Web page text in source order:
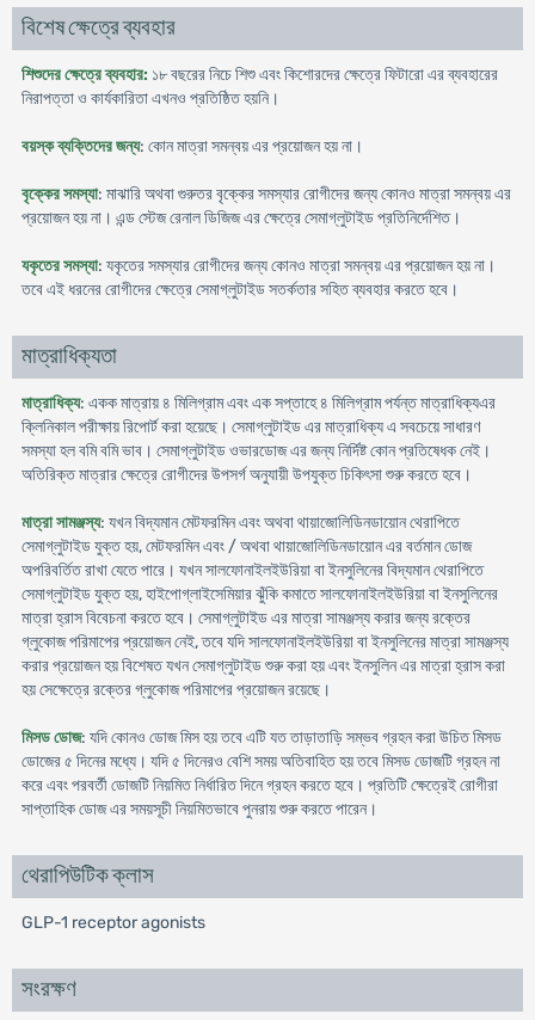
বিশেষ ক্ষেত্রে ব্যবহার
শিশুদের ক্ষেত্রে ব্যবহার: ১৮ বছরের নিচে শিশু এবং কিশোরদের ক্ষেত্রে ফিটারো এর ব্যবহারের
নিরাপত্তা ও কার্যকারিতা এখনও প্রতিষ্ঠিত হয়নি।
বয়স্ক ব্যক্তিদের জন্য: কোন মাত্রা সমন্বয় এর প্রয়োজন হয় না।
বৃক্কের সমস্যা: মাঝারি অথবা গুরুতর বৃক্কের সমস্যার রোগীদের জন্য কোনও মাত্রা সমন্বয় এর
প্রয়োজন হয় না। এন্ড স্টেজ রেনাল ডিজিজ এর ক্ষেত্রে সেমাগ্লুটাইড প্রতিনির্দেশিত।
যকৃতের সমস্যা: যকৃতের সমস্যার রোগীদের জন্য কোনও মাত্রা সমন্বয় এর প্রয়োজন হয় না।
তবে এই ধরনের রোগীদের ক্ষেত্রে সেমাগ্লুটাইড সতর্কতার সহিত ব্যবহার করতে হবে।
মাত্রাধিক্যতা
মাত্রাধিক্য: একক মাত্রায় ৪ মিলিগ্রাম এবং এক সপ্তাহে ৪ মিলিগ্রাম পর্যন্ত মাত্রাধিক্যএর
ক্লিনিকাল পরীক্ষায় রিপোর্ট করা হয়েছে। সেমাগ্লুটাইড এর মাত্রাধিক্য এ সবচেয়ে সাধারণ
সমস্যা হল বমি বমি ভাব। সেমাগ্লুটাইড ওভারডোজ এর জন্য নির্দিষ্ট কোন প্রতিষেধক নেই।
অতিরিক্ত মাত্রার ক্ষেত্রে রোগীদের উপসর্গ অনুযায়ী উপযুক্ত চিকিৎসা শুরু করতে হবে।
মাত্রা সামঞ্জস্য: যখন বিদ্যমান মেটফরমিন এবং অথবা থায়াজোলিডিনডায়োন থেরাপিতে
সেমাগ্লুটাইড যুক্ত হয়, মেটফরমিন এবং / অথবা থায়াজোলিডিনডায়োন এর বর্তমান ডোজ
অপরিবর্তিত রাখা যেতে পারে। যখন সালফোনাইলইউরিয়া বা ইনসুলিনের বিদ্যমান থেরাপিতে
সেমাগ্লুটাইড যুক্ত হয়, হাইপোগ্লাইসেমিয়ার ঝুঁকি কমাতে সালফোনাইলইউরিয়া বা ইনসুলিনের
মাত্রা হ্রাস বিবেচনা করতে হবে। সেমাগ্লুটাইড এর মাত্রা সামঞ্জস্য করার জন্য রক্তের
গ্লুকোজ পরিমাপের প্রয়োজন নেই, তবে যদি সালফোনাইলইউরিয়া বা ইনসুলিনের মাত্রা সামঞ্জস্য
করার প্রয়োজন হয় বিশেষত যখন সেমাগ্লুটাইড শুরু করা হয় এবং ইনসুলিন এর মাত্রা হ্রাস করা
হয় সেক্ষেত্রে রক্তের গ্লুকোজ পরিমাপের প্রয়োজন রয়েছে।
মিসড ডোজ: যদি কোনও ডোজ মিস হয় তবে এটি যত তাড়াতাড়ি সম্ভব গ্রহন করা উচিত মিসড
ডোজের ৫ দিনের মধ্যে। যদি ৫ দিনেরও বেশি সময় অতিবাহিত হয় তবে মিসড ডোজটি গ্রহন না
করে এবং পরবর্তী ডোজটি নিয়মিত নির্ধারিত দিনে গ্রহন করতে হবে। প্রতিটি ক্ষেত্রেই রোগীরা
সাপ্তাহিক ডোজ এর সময়সূচী নিয়মিতভাবে পুনরায় শুরু করতে পারেন।
থেরাপিউটিক ক্লাস
GLP-1 receptor agonists
সংরক্ষণ